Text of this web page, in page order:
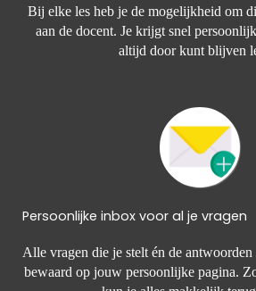
Bij elke les heb je de mogelijkheid om
aan de docent. Je krijgt snel
altijd door kunt blijven
Persoonlijke inbox voor al je vragen
Alle vragen die je stelt én de
bewaard op jouw persoonlijke pagina.